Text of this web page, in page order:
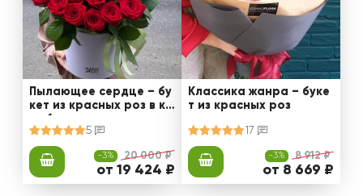
Пылающее сердце – бу
кет из красных роз в ко
робке
5
-3% 20 000 ₽
от 19 424 ₽
Классика жанра – буке
т из красных роз
17
-3% 8 912 ₽
от 8 669 ₽